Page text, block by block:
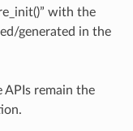
with the
generated in the
remain the